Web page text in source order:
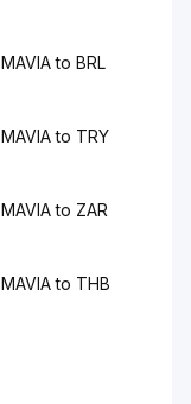
MAVIA to BRL
MAVIA to TRY
MAVIA to ZAR
MAVIA to THB